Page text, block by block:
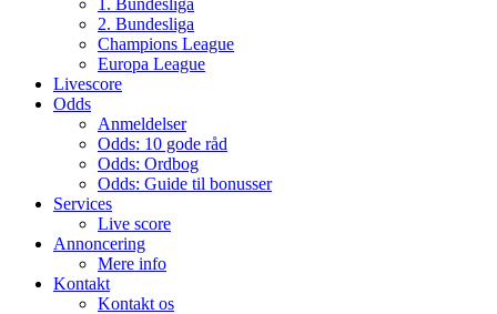
2. Bundesliga
Champions League
Europa League
Livescore
Odds
Anmeldelser
Odds: 10 gode råd
Odds: Ordbog
Odds: Guide til bonusser
Services
Live score
Annoncering
Mere info
Kontakt
Kontakt os